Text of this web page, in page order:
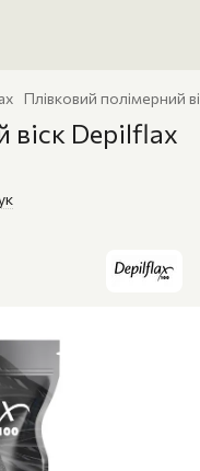
Плівковий полімерний
віск Depilflax